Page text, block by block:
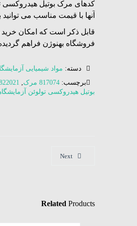
آنها با قیمت مناسب می
فروشگاه بهنوژن فراهم
دسته: مواد شیمیایی
برچسب: 817074 مرک ,
822021
بوتیل هیدروکسی تولوئن
Next
Related Products